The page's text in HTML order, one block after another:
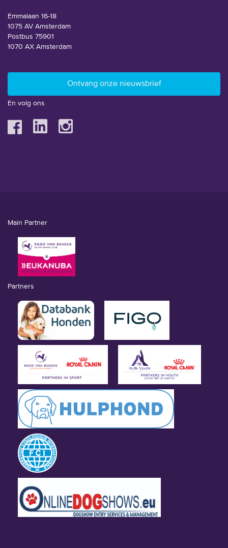
Emmalaan 16-18
1075 AV Amsterdam
Postbus 75901
1070 AX Amsterdam
En volg ons
Main Partner
Partners